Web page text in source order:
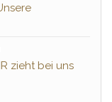
zieht bei uns